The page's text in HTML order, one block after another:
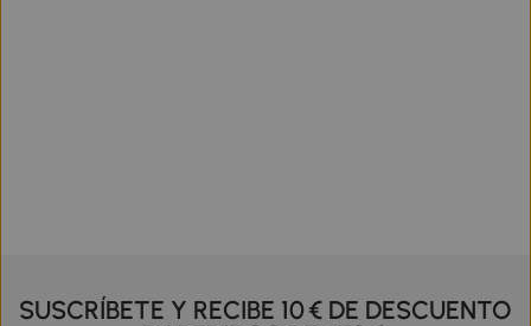
SUSCRÍBETE Y RECIBE 10 € DE DESCUENTO